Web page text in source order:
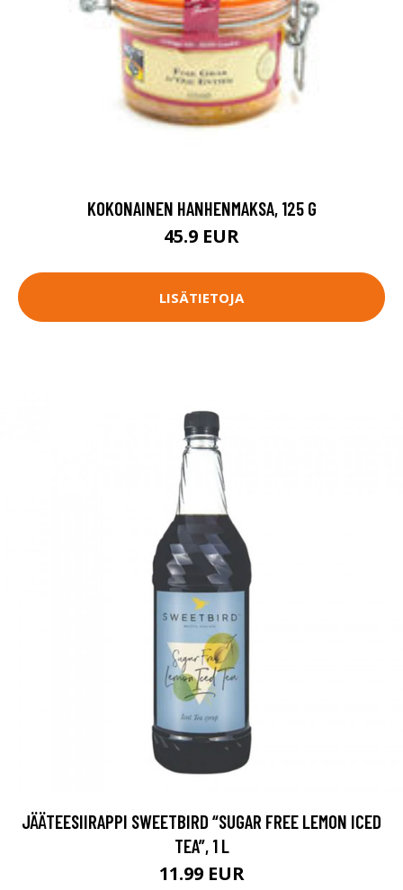
KOKONAINEN HANHENMAKSA, 125 G
45.9 EUR
LISÄTIETOJA
JÄÄTEESIIRAPPI SWEETBIRD “SUGAR FREE LEMON ICED
TEA”, 1 L
11.99 EUR